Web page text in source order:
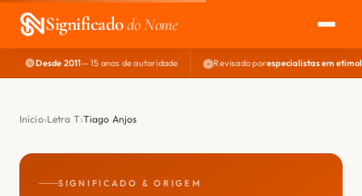
Significadodo Nome
EXPLORAR
NOME PERFEITO
Desde 2011— 15 anos de autoridade Revisado porespecialistas em
Início Letra T Tiago Anjos
SIGNIFICADO & ORIGEM